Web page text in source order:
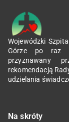
Wojewódzki
Górze po raz
przyznawany
rekomendacją
udzielania
Na skróty